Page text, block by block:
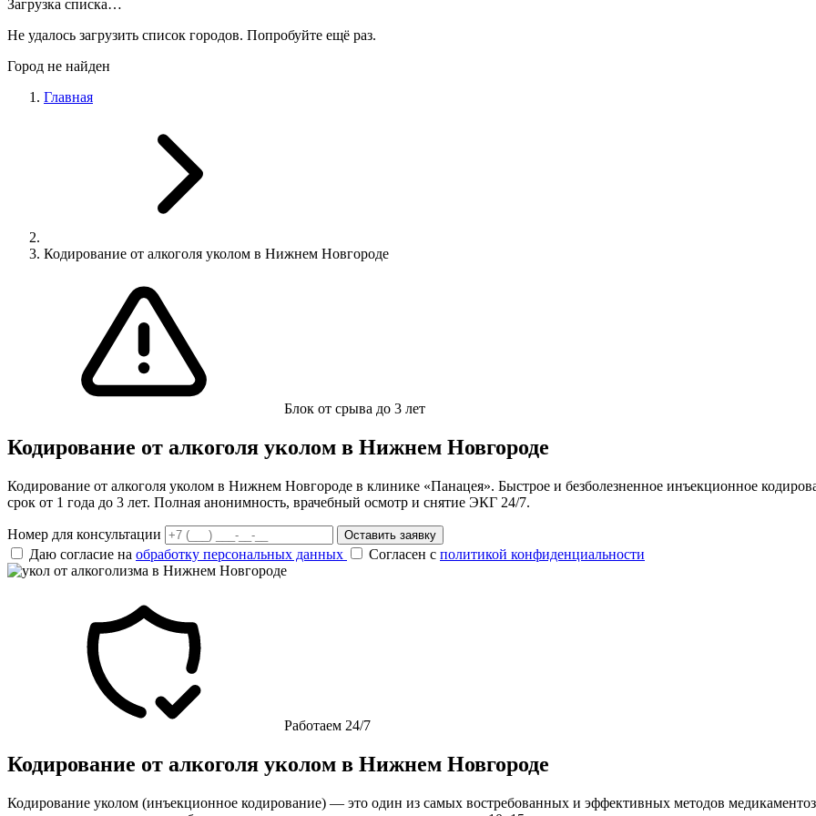
Загрузка списка…
Не удалось загрузить список городов. Попробуйте ещё раз.
Город не найден
Главная
Кодирование от алкоголя уколом в Нижнем Новгороде
Блок от срыва до 3 лет
Кодирование от алкоголя уколом в Нижнем Новгороде
Кодирование от алкоголя уколом в Нижнем Новгороде в клинике «Панацея». Быстрое и безболезненное инъекционное
срок от 1 года до 3 лет. Полная анонимность, врачебный осмотр и снятие ЭКГ 24/7.
Номер для консультации Оставить заявку
Даю согласие на обработку персональных данных Согласен с политикой конфиденциальности
Работаем 24/7
Кодирование от алкоголя уколом в Нижнем Новгороде
Кодирование уколом (инъекционное кодирование) — это один из самых востребованных и эффективных методов